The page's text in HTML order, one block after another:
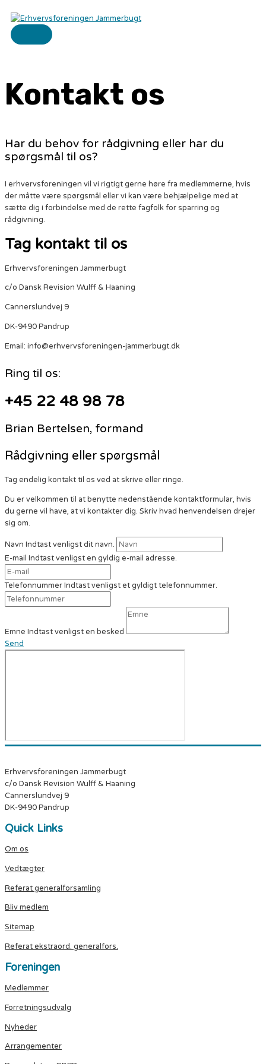
indholdetHOVEDMENU
Kontakt os
Har du behov for rådgivning eller har du
spørgsmål til os?
I erhvervsforeningen vil vi rigtigt gerne høre fra medlemmerne, hvis
der måtte være spørgsmål eller vi kan være behjælpelige med at
sætte dig i forbindelse med de rette fagfolk for sparring og
rådgivning.
Tag kontakt til os
Erhvervsforeningen Jammerbugt
c/o Dansk Revision Wulff & Haaning
Cannerslundvej 9
DK-9490 Pandrup
Email: info@erhvervsforeningen-jammerbugt.dk
Ring til os:
+45 22 48 98 78
Brian Bertelsen, formand
Rådgivning eller spørgsmål
Tag endelig kontakt til os ved at skrive eller ringe.
Du er velkommen til at benytte nedenstående kontaktformular, hvis
du gerne vil have, at vi kontakter dig. Skriv hvad henvendelsen drejer
sig om.
Navn Indtast venligst dit navn.
E-mail Indtast venligst en gyldig e-mail adresse.
TelefonnummerIndtast venligst et gyldigt telefonnummer.
Emne Indtast venligst en besked
Send
Erhvervsforeningen Jammerbugt
c/o Dansk Revision Wulff & Haaning
Cannerslundvej 9
DK-9490 Pandrup
Quick Links
Om os
Vedtægter
Referat generalforsamling
Bliv medlem
Sitemap
Referat ekstraord. generalfors.
Foreningen
Medlemmer
Forretningsudvalg
Nyheder
Arrangementer